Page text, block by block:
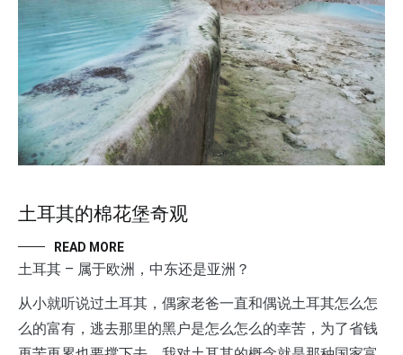
土耳其的棉花堡奇观
READ MORE
土耳其 – 属于欧洲，中东还是亚洲？
从小就听说过土耳其，偶家老爸一直和偶说土耳其怎么怎
么的富有，逃去那里的黑户是怎么怎么的幸苦，为了省钱